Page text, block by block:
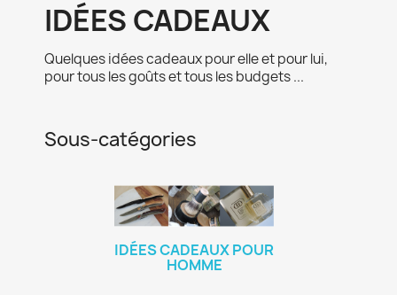
IDÉES CADEAUX
Quelques idées cadeaux pour elle et pour lui,
pour tous les goûts et tous les budgets ...
Sous-catégories
IDÉES CADEAUX POUR
HOMME